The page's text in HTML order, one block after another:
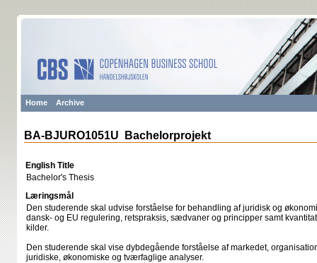
Home Archive
BA-BJURO1051U Bachelorprojekt
English Title
Bachelor's Thesis
Læringsmål
Den studerende skal udvise forståelse for behandling af juridisk og
dansk- og EU regulering, retspraksis, sædvaner og principper samt
kilder.
Den studerende skal vise dybdegående forståelse af markedet,
juridiske, økonomiske og tværfaglige analyser.